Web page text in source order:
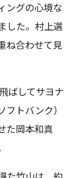
ングの心境な
した。村上選
ね合わせて見
ばしてサヨナ
トバンク）
た岡本和真